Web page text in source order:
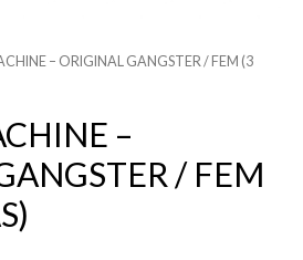
– ORIGINAL GANGSTER / FEM (3
–
/ FEM